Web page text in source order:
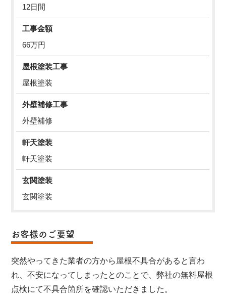
12日間
工事金額
66万円
屋根塗装工事
屋根塗装
外壁補修工事
外壁補修
軒天塗装
軒天塗装
玄関塗装
玄関塗装
お客様のご要望
突然やってきた業者の方から屋根不具合があると言わ
れ、不安になってしまったとのことで、弊社の無料屋根
点検にて不具合箇所を確認いただきました。